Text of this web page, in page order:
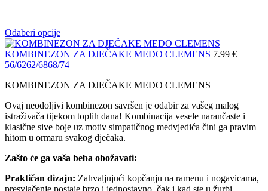
Odaberi opcije
KOMBINEZON ZA DJEČAKE MEDO CLEMENS 7.99 €
56/6262/6868/74
KOMBINEZON ZA DJEČAKE MEDO CLEMENS
Ovaj neodoljivi kombinezon savršen je odabir za vašeg malog
istraživača tijekom toplih dana! Kombinacija vesele narančaste i
klasične sive boje uz motiv simpatičnog medvjedića čini ga pravim
hitom u ormaru svakog dječaka.
Zašto će ga vaša beba obožavati:
Praktičan dizajn: Zahvaljujući kopčanju na ramenu i nogavicama,
presvlačenje postaje brzo i jednostavno, čak i kad ste u žurbi.